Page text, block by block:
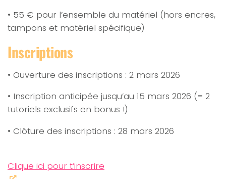
• 55 € pour l’ensemble du matériel (hors encres,
tampons et matériel spécifique)
Inscriptions
• Ouverture des inscriptions : 2 mars 2026
• Inscription anticipée jusqu’au 15 mars 2026 (= 2
tutoriels exclusifs en bonus !)
• Clôture des inscriptions : 28 mars 2026
Clique ici pour t’inscrire